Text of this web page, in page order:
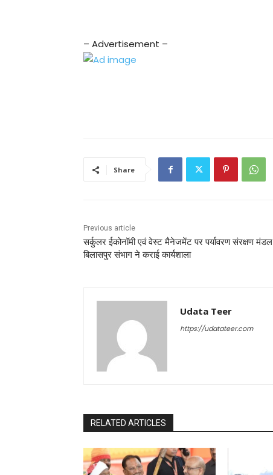
– Advertisement –
Share
Previous article
सर्कुलर ईकोनॉमी एवं वेस्ट मैनेजमेंट पर पर्यावरण संरक्षण मंडल
बिलासपुर संभाग ने कराई कार्यशाला
Udata Teer
https://udatateer.com
RELATED ARTICLES